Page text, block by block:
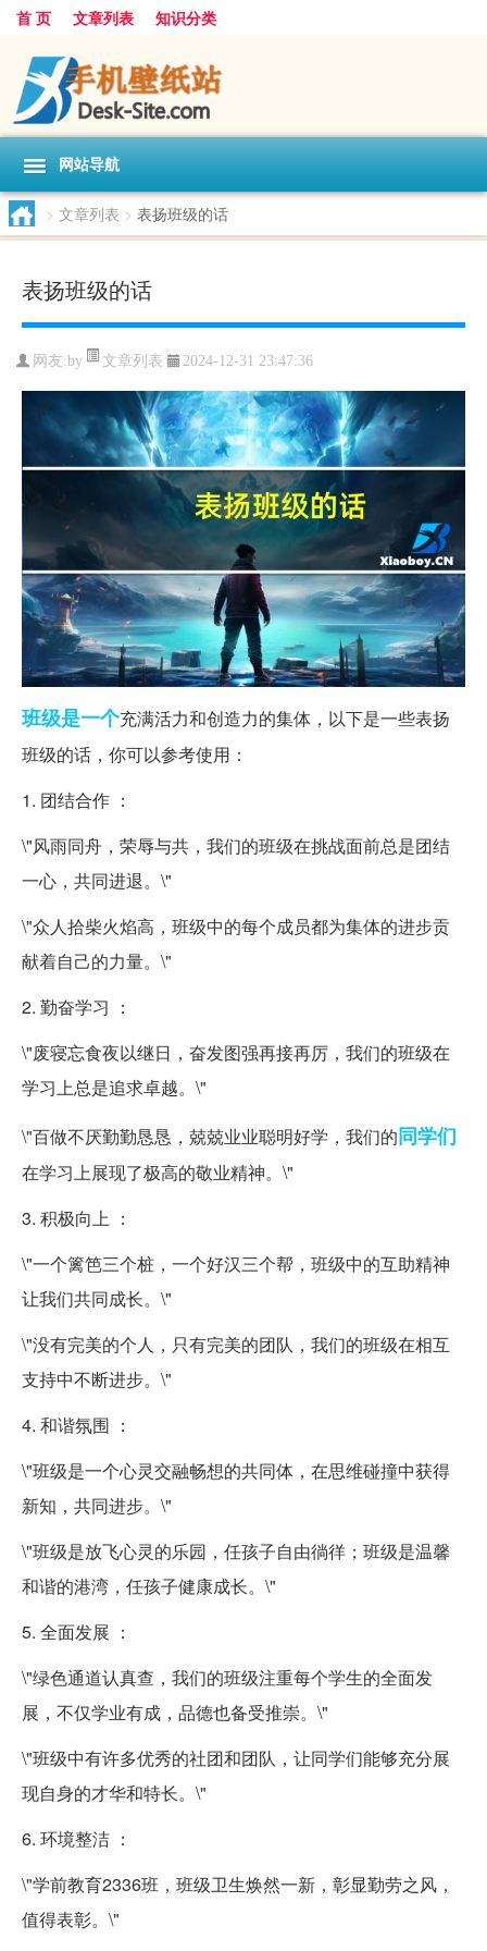
首 页 文章列表 知识分类
网站导航
> 文章列表 > 表扬班级的话
表扬班级的话
网友:by 文章列表 2024-12-31 23:47:36
班级是一个充满活力和创造力的集体，以下是一些表扬
班级的话，你可以参考使用：
1. 团结合作 ：
\"风雨同舟，荣辱与共，我们的班级在挑战面前总是团结
一心，共同进退。\"
\"众人拾柴火焰高，班级中的每个成员都为集体的进步贡
献着自己的力量。\"
2. 勤奋学习 ：
\"废寝忘食夜以继日，奋发图强再接再厉，我们的班级在
学习上总是追求卓越。\"
\"百做不厌勤勤恳恳，兢兢业业聪明好学，我们的同学们
在学习上展现了极高的敬业精神。\"
3. 积极向上 ：
\"一个篱笆三个桩，一个好汉三个帮，班级中的互助精神
让我们共同成长。\"
\"没有完美的个人，只有完美的团队，我们的班级在相互
支持中不断进步。\"
4. 和谐氛围 ：
\"班级是一个心灵交融畅想的共同体，在思维碰撞中获得
新知，共同进步。\"
\"班级是放飞心灵的乐园，任孩子自由徜徉；班级是温馨
和谐的港湾，任孩子健康成长。\"
5. 全面发展 ：
\"绿色通道认真查，我们的班级注重每个学生的全面发
展，不仅学业有成，品德也备受推崇。\"
\"班级中有许多优秀的社团和团队，让同学们能够充分展
现自身的才华和特长。\"
6. 环境整洁 ：
\"学前教育2336班，班级卫生焕然一新，彰显勤劳之风，
值得表彰。\"